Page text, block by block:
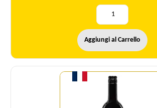
Aggiungi al Carrello
Quantità